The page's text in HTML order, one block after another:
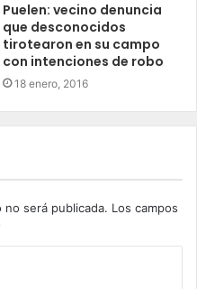
Puelen: vecino denuncia
que desconocidos
tirotearon en su campo
con intenciones de robo
18 enero, 2016
será publicada. Los campos